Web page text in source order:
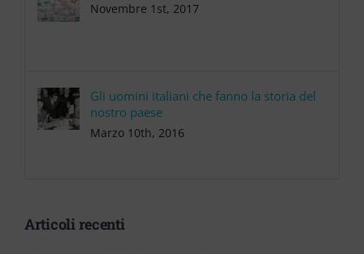
Novembre 1st, 2017
Gli uomini italiani che fanno la storia del
nostro paese
Marzo 10th, 2016
Articoli recenti